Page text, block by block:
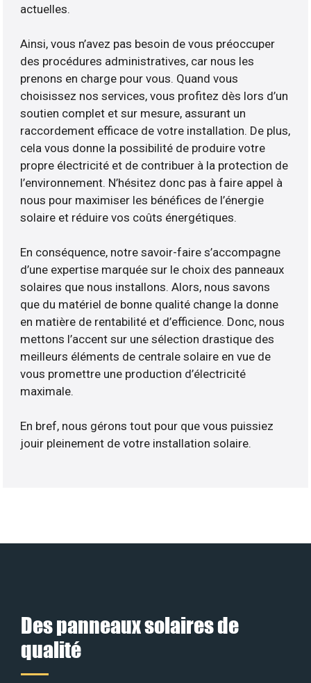
actuelles.
Ainsi, vous n’avez pas besoin de vous préoccuper
des procédures administratives, car nous les
prenons en charge pour vous. Quand vous
choisissez nos services, vous profitez dès lors d’un
soutien complet et sur mesure, assurant un
raccordement efficace de votre installation. De plus,
cela vous donne la possibilité de produire votre
propre électricité et de contribuer à la protection de
l’environnement. N’hésitez donc pas à faire appel à
nous pour maximiser les bénéfices de l’énergie
solaire et réduire vos coûts énergétiques.
En conséquence, notre savoir-faire s’accompagne
d’une expertise marquée sur le choix des panneaux
solaires que nous installons. Alors, nous savons
que du matériel de bonne qualité change la donne
en matière de rentabilité et d’efficience. Donc, nous
mettons l’accent sur une sélection drastique des
meilleurs éléments de centrale solaire en vue de
vous promettre une production d’électricité
maximale.
En bref, nous gérons tout pour que vous puissiez
jouir pleinement de votre installation solaire.
Des panneaux solaires de
qualité